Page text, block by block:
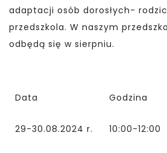
adaptacji osób dorosłych-
przedszkola. W naszym
odbędą się w sierpniu.
Data Godzina
29-30.08.2024 r. 10:00-12:00